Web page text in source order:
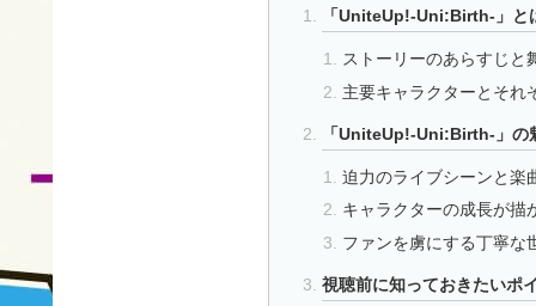
「UniteUp!-Uni:Birth-」と
ストーリーのあらすじと
主要キャラクターとそれ
「UniteUp!-Uni:Birth-」の
迫力のライブシーンと楽
キャラクターの成長が描
ファンを虜にする丁寧な
視聴前に知っておきたいポ